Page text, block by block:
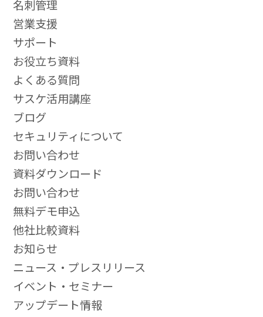
名刺管理
営業支援
サポート
お役立ち資料
よくある質問
サスケ活用講座
ブログ
セキュリティについて
お問い合わせ
資料ダウンロード
お問い合わせ
無料デモ申込
他社比較資料
お知らせ
ニュース・プレスリリース
イベント・セミナー
アップデート情報